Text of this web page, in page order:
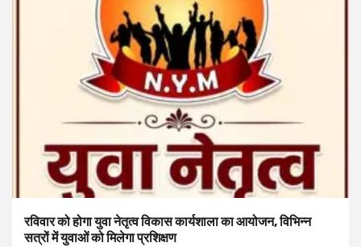
रविवार को होगा युवा नेतृत्व विकास कार्यशाला का आयोजन, विभिन्न
सत्रों में युवाओं को मिलेगा प्रशिक्षण